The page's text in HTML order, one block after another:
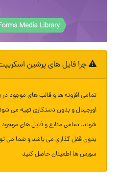
چرا فایل های پرشین
تمامی افزونه ها و قالب های موجود
اورجینال و بدون دستکاری تهیه می
شوند. تمامی منابع و فایل های
بدون قفل گذاری می باشد و شما می
سورس ها اطمینان حاصل کنید